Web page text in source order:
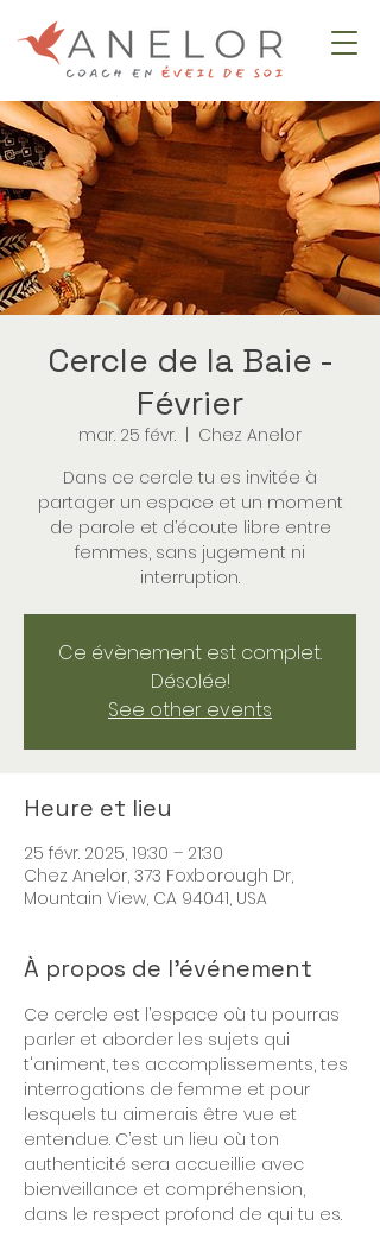
Cercle de la Baie -
Février
mar. 25 févr.
Chez Anelor
Dans ce cercle tu es invitée à
partager un espace et un moment
de parole et d’écoute libre entre
femmes, sans jugement ni
interruption.
Ce évènement est complet.
Désolée!
See other events
Heure et lieu
25 févr. 2025, 19:30 – 21:30
Chez Anelor, 373 Foxborough Dr,
Mountain View, CA 94041, USA
À propos de l'événement
Ce cercle est l’espace où tu pourras
parler et aborder les sujets qui
t'animent, tes accomplissements, tes
interrogations de femme et pour
lesquels tu aimerais être vue et
entendue. C’est un lieu où ton
authenticité sera accueillie avec
bienveillance et compréhension,
dans le respect profond de qui tu es.